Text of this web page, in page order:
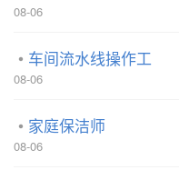
08-06
车间流水线操作工
08-06
家庭保洁师
08-06